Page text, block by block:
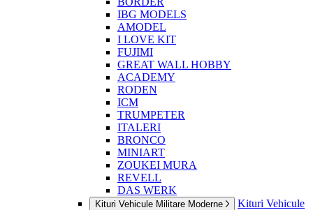
IBG MODELS
AMODEL
I LOVE KIT
FUJIMI
GREAT WALL HOBBY
ACADEMY
RODEN
ICM
TRUMPETER
ITALERI
BRONCO
MINIART
ZOUKEI MURA
REVELL
DAS WERK
Kituri Vehicule Militare Moderne
Kituri Vehicule